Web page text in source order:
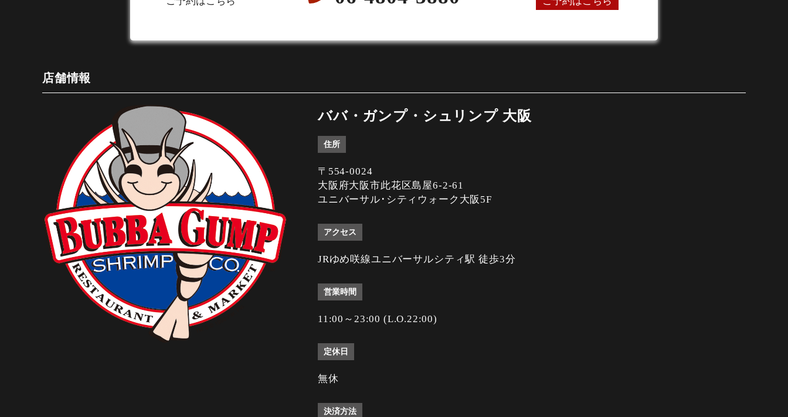
店舗情報
ババ・ガンプ・シュリンプ 大阪
住所
〒554-0024
大阪府大阪市此花区島屋6-2-61
ユニバーサル･シティウォーク大阪5F
アクセス
JRゆめ咲線ユニバーサルシティ駅 徒歩3分
営業時間
11:00～23:00 (L.O.22:00)
定休日
無休
決済方法